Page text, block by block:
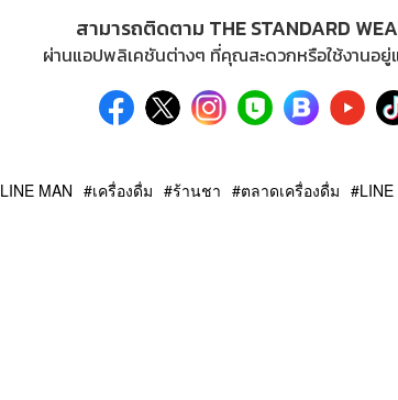
สามารถติดตาม THE STANDARD
ผ่านแอปพลิเคชันต่างๆ ที่คุณสะดวกหรือใช้งานอยู่
LINE MAN เครื่องดื่ม ร้านชา ตลาดเครื่องดื่ม